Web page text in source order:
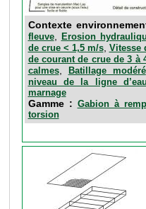
Contexte
fleuve,
Erosion
de crue < 1,5 m/s, Vitesse
de courant de crue de 3 à
calmes, Batillage modéré
niveau de la ligne
marnage
Gamme : Gabion à
torsion